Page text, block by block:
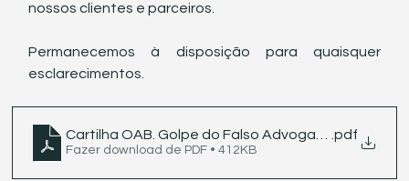
nossos clientes e parceiros.
Permanecemos à disposição para quaisquer
esclarecimentos.
Cartilha OAB. Golpe do Falso Advogado.pdf
Fazer download de PDF • 412KB